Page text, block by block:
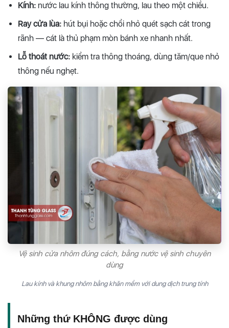
Kính: nước lau kính thông thường, lau theo một chiều.
Ray cửa lùa: hút bụi hoặc chổi nhỏ quét sạch cát trong
rãnh — cát là thủ phạm mòn bánh xe nhanh nhất.
Lỗ thoát nước: kiểm tra thông thoáng, dùng tăm/que nhỏ
thông nếu nghẹt.
Vệ sinh cửa nhôm đúng cách, bằng nước vệ sinh chuyên
dùng
Lau kính và khung nhôm bằng khăn mềm với dung dịch trung tính
Những thứ KHÔNG được dùng